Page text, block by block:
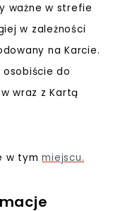
ważne w strefie
w zależności
na Karcie.
osobiście do
wraz z Kartą
w tymmiejscu.